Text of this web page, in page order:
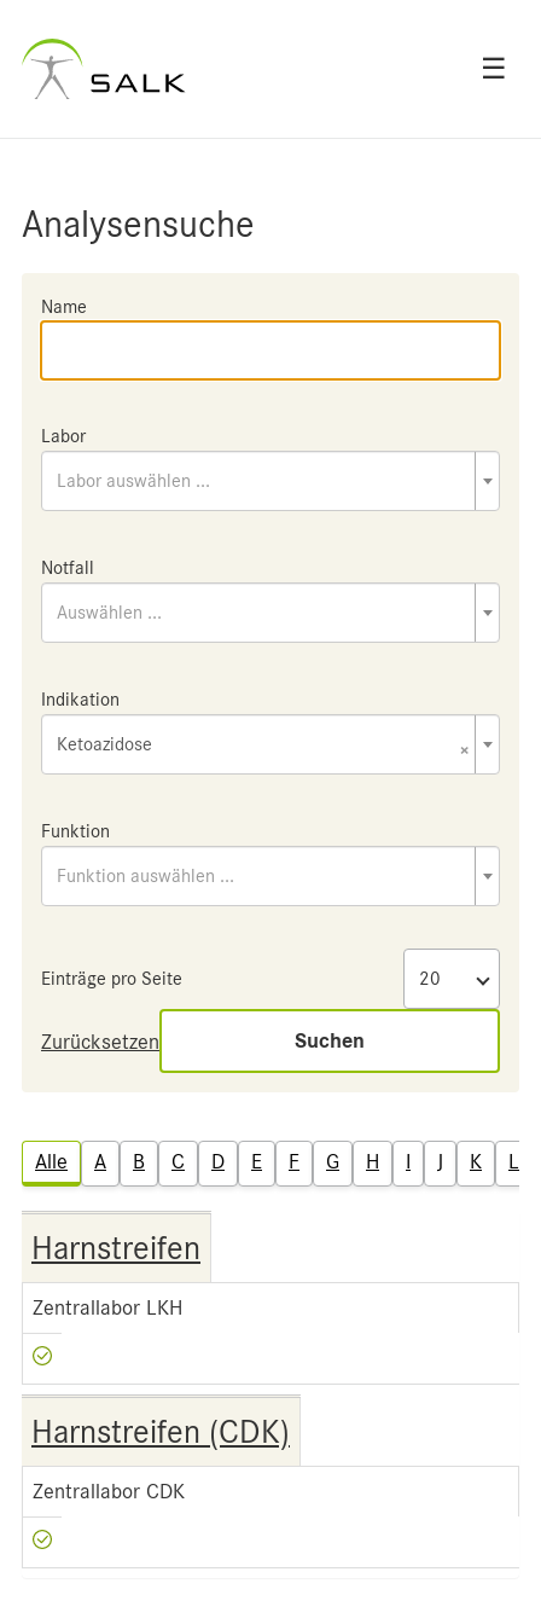
☰
Analysensuche
Name
Labor
Labor auswählen ...
Notfall
Auswählen ...
Indikation
×
Ketoazidose
Funktion
Funktion auswählen ...
Einträge pro Seite
Zurücksetzen Suchen
Alle A B C D E F G H I J K L
Harnstreifen
Zentrallabor LKH
Harnstreifen (CDK)
Zentrallabor CDK